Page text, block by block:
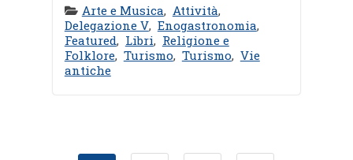
Arte e Musica, Attività,
Delegazione V, Enogastronomia,
Featured, Libri, Religione e
Folklore, Turismo, Turismo, Vie
antiche